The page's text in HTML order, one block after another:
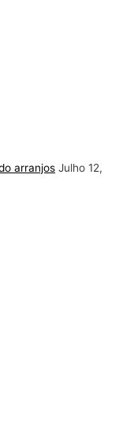
arranjos Julho 12,